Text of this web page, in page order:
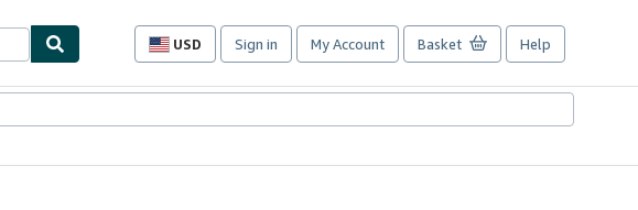
USD
Site
preferences
Sign in My Account Basket Help